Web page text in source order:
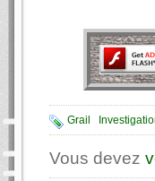
Grail
Vous devez